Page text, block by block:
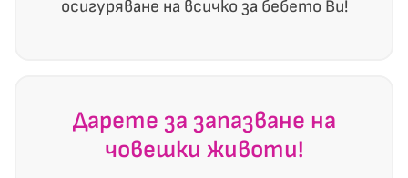
осигуряване на всичко за бебето Ви!
Дарете за запазване на
човешки животи!